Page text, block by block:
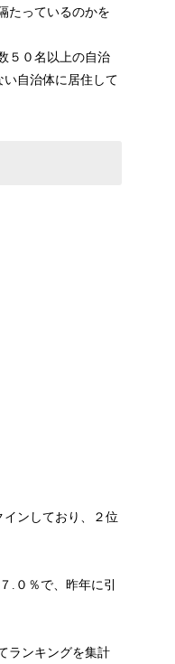
たっているのかを
５０名以上の自治
自治体に居住して
ンしており、２位
.０％で、昨年に引
ランキングを集計